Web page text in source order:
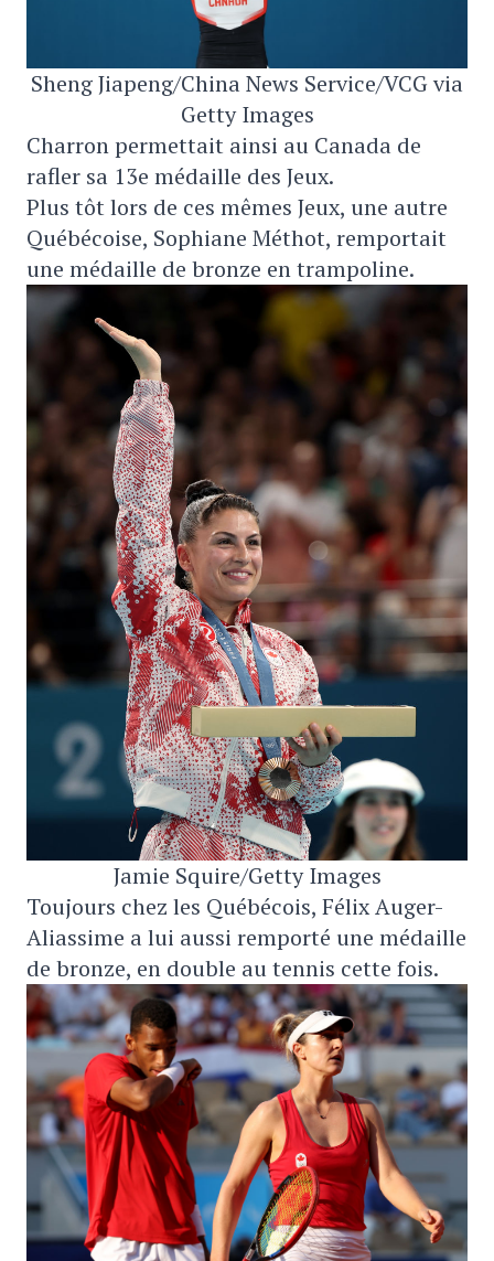
Sheng Jiapeng/China News Service/VCG via
Getty Images
Charron permettait ainsi au Canada de
rafler sa 13e médaille des Jeux.
Plus tôt lors de ces mêmes Jeux, une autre
Québécoise, Sophiane Méthot, remportait
une médaille de bronze en trampoline.
Jamie Squire/Getty Images
Toujours chez les Québécois, Félix Auger-
Aliassime a lui aussi remporté une médaille
de bronze, en double au tennis cette fois.